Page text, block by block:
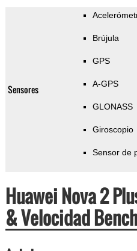
Sensores
Brújula
GPS
A-GPS
GLONASS
Giroscopio
Sensor de
Huawei Nova 2
& Velocidad